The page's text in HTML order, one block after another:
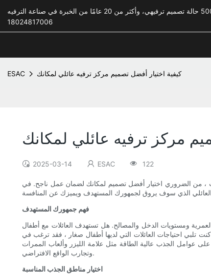
18024817006
ESAC كيفية اختيار أفضل تصميم مركز ترفيه عائلي لمكانك
مركز ترفيه عائلي لمكانك
2025-03-14 ESAC 122
، من الضروري اختيار أفضل تصميم لمكانك لضمان عمل ناجح. في
فهم جمهورك المستهدف
ومستويات الدخل والمصالح. هل تستهدف العائلات مع أطفال
تلبي احتياجات العائلات التي لديها أطفال صغار ، فقد ترغب في
عوامل الجذب عالية الطاقة مثل علامة الليزر وألعاب الممرات
وتجارب الواقع الافتراضي.
اختيار مناطق الجذب المناسبة